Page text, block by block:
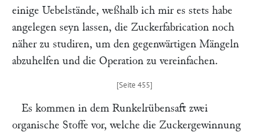
einige Uebelstände, weßhalb ich mir es stets habe
angelegen seyn lassen, die Zuckerfabrication noch
näher zu studiren, um den gegenwärtigen Mängeln
abzuhelfen und die Operation zu vereinfachen.
Es kommen in dem Runkelrübensaft zwei
organische Stoffe vor, welche die Zuckergewinnung